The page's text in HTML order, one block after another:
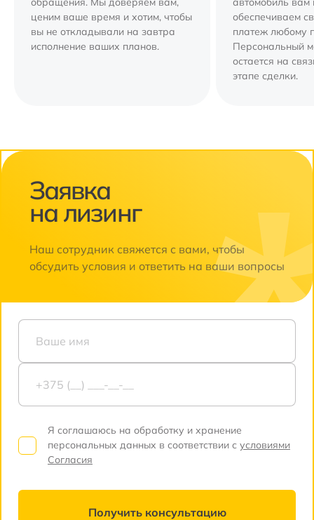
ценим ваше время и хотим, чтобы
вы не откладывали на завтра
исполнение ваших планов.
обеспечиваем
платеж любому
Персональный
остается на
этапе сделки.
Заявка
на лизинг
Наш сотрудник свяжется с вами, чтобы
обсудить условия и ответить на ваши вопросы
Я соглашаюсь на обработку и хранение
персональных данных в соответствии с условиями
Согласия
Получить консультацию